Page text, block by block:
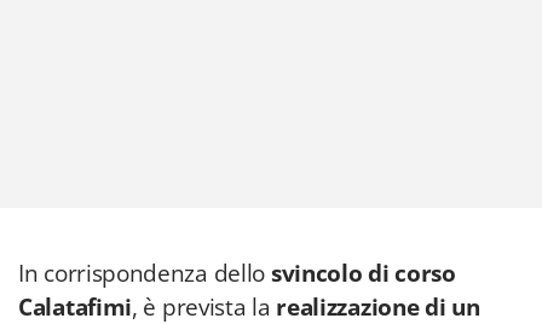
In corrispondenza dellosvincolo di corso
Calatafimi, è prevista la realizzazione di un